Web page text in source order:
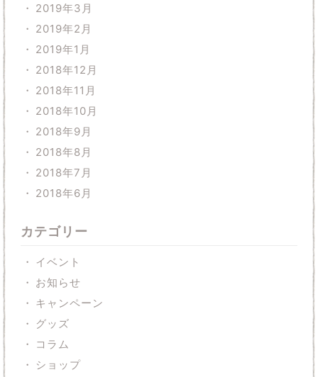
2019年3月
2019年2月
2019年1月
2018年12月
2018年11月
2018年10月
2018年9月
2018年8月
2018年7月
2018年6月
カテゴリー
イベント
お知らせ
キャンペーン
グッズ
コラム
ショップ